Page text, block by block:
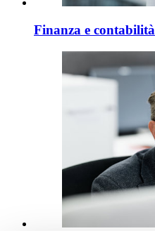
Finanza e contabilità